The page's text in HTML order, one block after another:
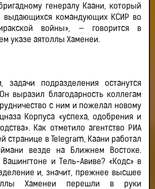
генералу Каани, который
выдающихся командующих КСИР во
войны», — говорится в
указе аятоллы Хаменеи.
задачи подразделения останутся
выразил благодарность коллегам
с ним и пожелал новому
Корпуса «успеха, одобрения и
Как отметило агентство РИА
странице в Telegram, Каани работал
везде на Ближнем Востоке.
и Тель-Авиве? «Кодс» в
и, значит, прежнее высшее
Хаменеи перешли в руки